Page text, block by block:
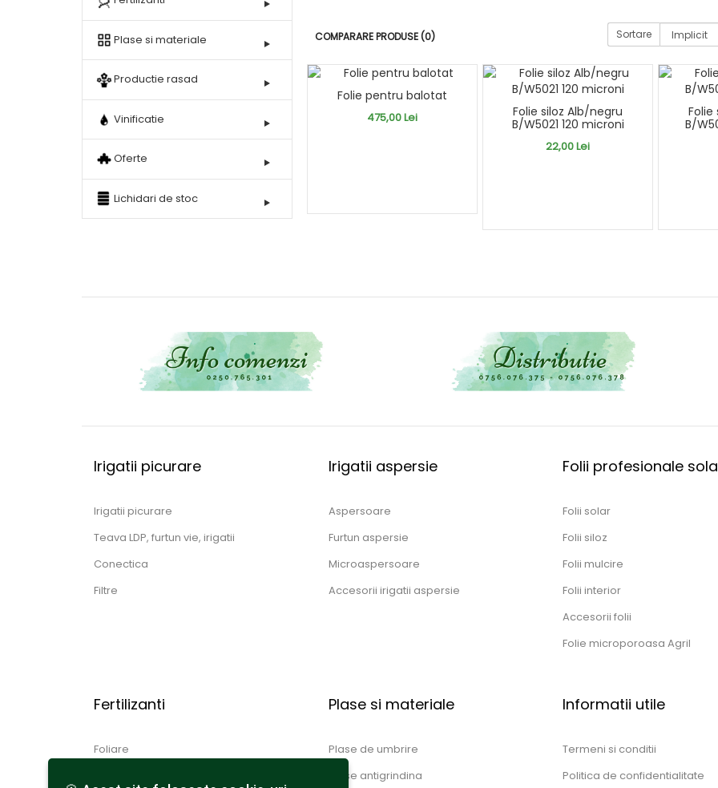
Plase si materiale
Productie rasad
Vinificatie
Oferte
Lichidari de stoc
COMPARARE PRODUSE (0) Sortare
Folie pentru balotat
475,00 Lei
Folie siloz Alb/negru
B/W5021 120 microni
22,00 Lei
Folie
B/
Irigatii picurare
Irigatii picurare
Teava LDP, furtun vie, irigatii
Conectica
Filtre
Irigatii aspersie
Aspersoare
Furtun aspersie
Microaspersoare
Accesorii irigatii aspersie
Folii profesionale
Folii solar
Folii siloz
Folii mulcire
Folii interior
Accesorii folii
Folie microporoasa Agril
Fertilizanti
Foliare
Plase si materiale
Plase de umbrire
Plase antigrindina
Informatii utile
Termeni si conditii
Politica de confidentialitate